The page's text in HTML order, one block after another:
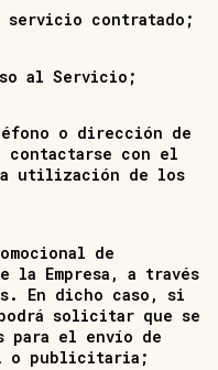
servicio contratado;
al Servicio;
o dirección de
con el
utilización de los
de
la Empresa, a través
En dicho caso, si
solicitar que se
el envío de
o publicitaria;